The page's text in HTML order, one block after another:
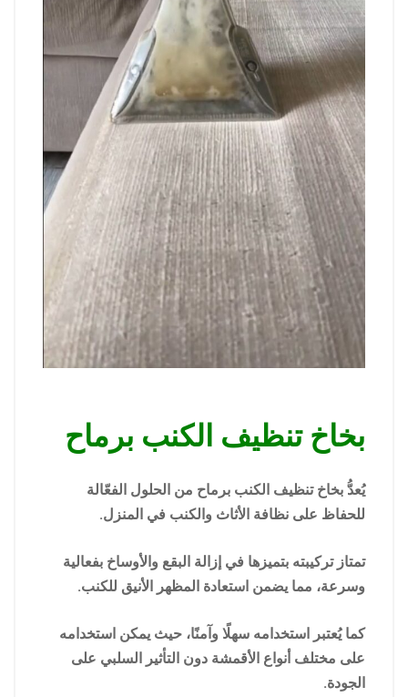
بخاخ تنظيف الكنب برماح
يُعدُّ بخاخ تنظيف الكنب برماح من الحلول الفعّالة
للحفاظ على نظافة الأثاث والكنب في المنزل.
تمتاز تركيبته بتميزها في إزالة البقع والأوساخ بفعالية
وسرعة، مما يضمن استعادة المظهر الأنيق للكنب.
كما يُعتبر استخدامه سهلًا وآمنًا، حيث يمكن استخدامه
على مختلف أنواع الأقمشة دون التأثير السلبي على
الجودة.